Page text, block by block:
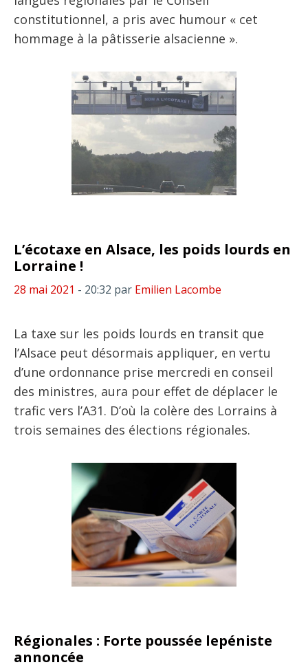
constitutionnel, a pris avec humour « cet
hommage à la pâtisserie alsacienne ».
L’écotaxe en Alsace, les poids lourds en
Lorraine !
28 mai 2021 - 20:32 par Emilien Lacombe
La taxe sur les poids lourds en transit que
l’Alsace peut désormais appliquer, en vertu
d’une ordonnance prise mercredi en conseil
des ministres, aura pour effet de déplacer le
trafic vers l’A31. D’où la colère des Lorrains à
trois semaines des élections régionales.
Régionales : Forte poussée lepéniste
annoncée